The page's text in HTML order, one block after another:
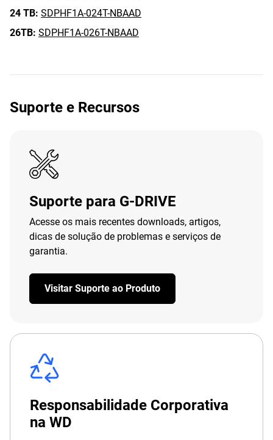
24 TB: SDPHF1A-024T-NBAAD
26TB: SDPHF1A-026T-NBAAD
Suporte e Recursos
Suporte para G-DRIVE
Acesse os mais recentes downloads, artigos,
dicas de solução de problemas e serviços de
garantia.
Visitar Suporte ao Produto
Responsabilidade Corporativa
na WD